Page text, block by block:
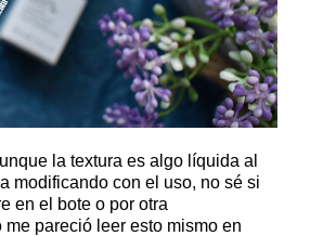
la textura es algo líquida al
modificando con el uso, no sé si
en el bote o por otra
pareció leer esto mismo en